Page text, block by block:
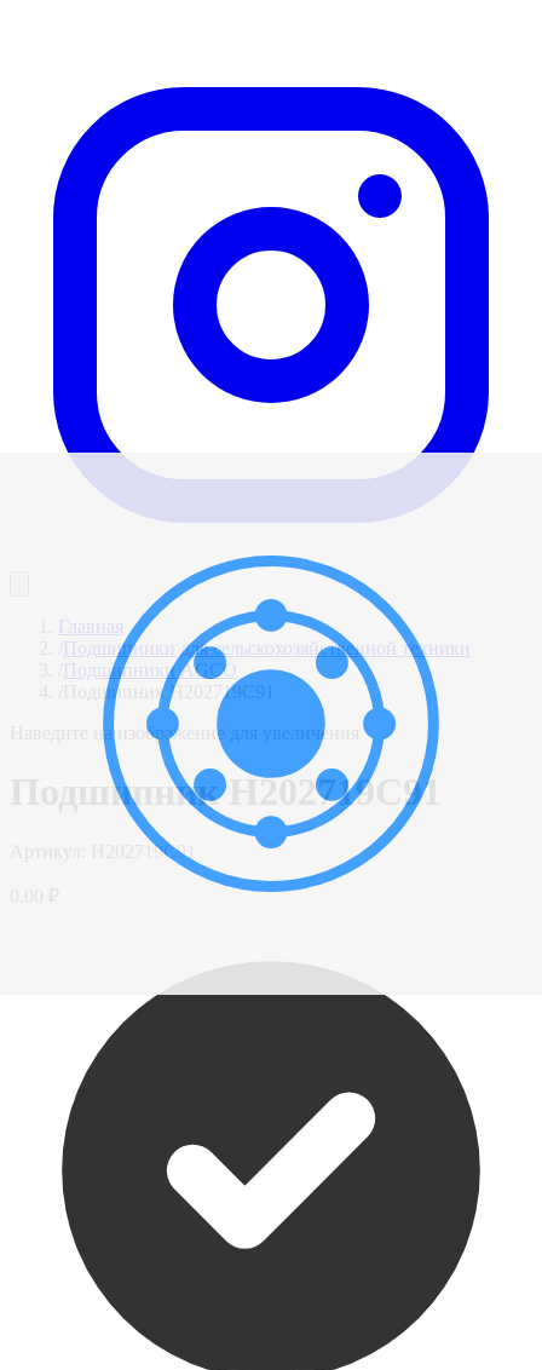
Главная
Подшипники для сельскохозяйственной техники
Подшипники AGCO
Подшипник H202719C91
Наведите на изображение для увеличения
Подшипник H202719C91
H202719C91